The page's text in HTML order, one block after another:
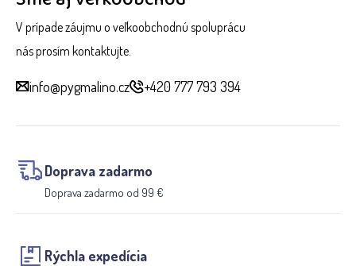
V prípade záujmu o veľkoobchodnú spoluprácu
nás prosím kontaktujte.
info@pygmalino.cz +420 777 793 394
Doprava zadarmo
Doprava zadarmo od 99 €
Rýchla expedícia